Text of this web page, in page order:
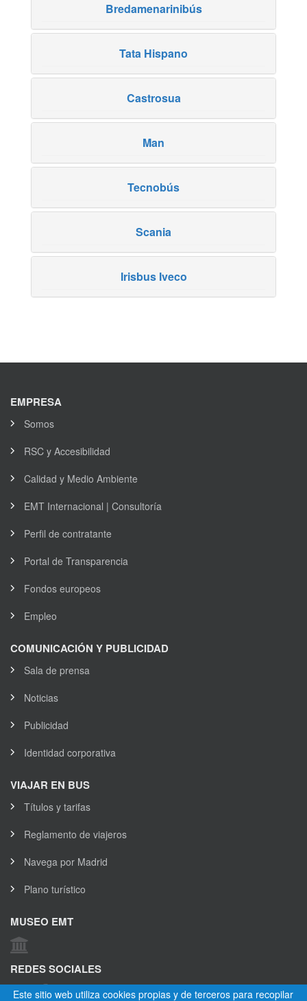
Bredamenarinibús
Tata Hispano
Castrosua
Man
Tecnobús
Scania
Irisbus Iveco
Este sitio web utiliza cookies propias y de terceros para recopilar
EMPRESA
Somos
RSC y Accesibilidad
Calidad y Medio Ambiente
EMT Internacional | Consultoría
Perfil de contratante
Portal de Transparencia
Fondos europeos
Empleo
COMUNICACIÓN Y PUBLICIDAD
Sala de prensa
Noticias
Publicidad
Identidad corporativa
VIAJAR EN BUS
Títulos y tarifas
Reglamento de viajeros
Navega por Madrid
Plano turístico
MUSEO EMT
REDES SOCIALES